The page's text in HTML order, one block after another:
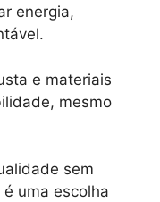
energia,
e materiais
mesmo
sem
uma escolha